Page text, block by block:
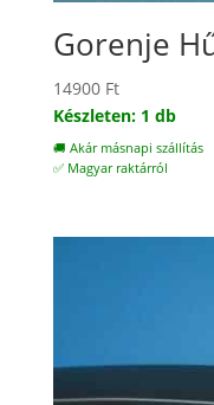
Gorenje
14900 Ft
Készleten: 1 db
🚚 Akár másnapi szállítás
✅ Magyar raktárról